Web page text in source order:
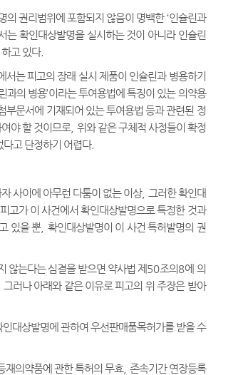
의 권리범위에 포함되지 않음이 명백한‘인슐린과
는 확인대상발명을 실시하는 것이 아니라 인슐린
고 있다.
는 피고의 장래 실시 제품이 인슐린과 병용하기
과의 병용’이라는 투여용법에 특징이 있는 의약용
부문서에 기재되어 있는 투여용법 등과 관련된 정
야 할 것이므로 위와 같은 구체적 사정들이 확정
고 단정하기 어렵다.
사이에 아무런 다툼이 없는 이상, 그러한 확인대
고가 이 사건에서 확인대상발명으로 특정한 것과
있을 뿐, 확인대상발명이 이 사건 특허발명의 권
않는다는 심결을 받으면 약사법 제 50조의8에 의
그러나 아래와 같은 이유로 피고의 위 주장은 받아
인대상발명에 관하여 우선판매품목허가를 받을 수
재의약품에 관한 특허의 무효, 존속기간 연장등록